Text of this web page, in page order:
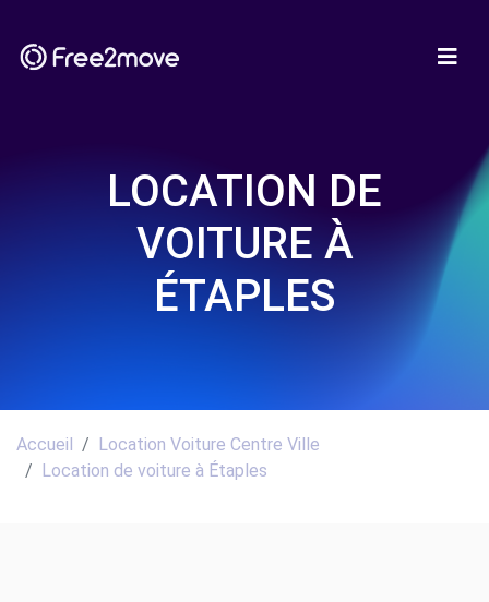
LOCATION DE
VOITURE À
ÉTAPLES
Accueil
Location Voiture Centre Ville
Location de voiture à Étaples